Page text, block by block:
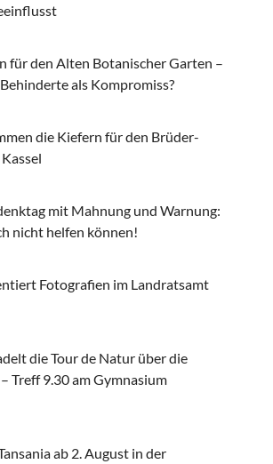
für den Alten Botanischer Garten –
als Kompromiss?
die Kiefern für den Brüder-
mit Mahnung und Warnung:
nicht helfen können!
Fotografien im Landratsamt
die Tour de Natur über die
Treff 9.30 am Gymnasium
ab 2. August in der